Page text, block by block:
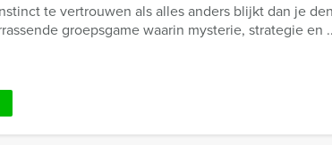
te vertrouwen als alles anders blijkt dan je
groepsgame waarin mysterie, strategie en